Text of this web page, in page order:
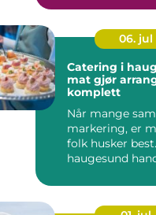
06. jul
Catering i
mat gjør
komplett
Når mange
markering, er
folk husker
haugesund